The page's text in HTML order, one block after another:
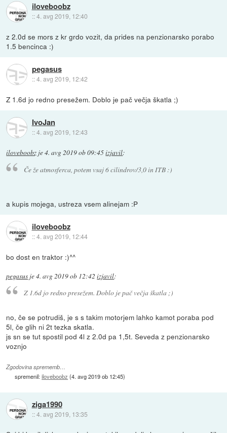
iloveboobz
::4. avg 2019, 12:40
z 2.0d se mors z kr grdo vozit, da prides na penzionarsko porabo
1.5 bencinca :)
pegasus
::4. avg 2019, 12:42
Z 1.6d jo redno presežem. Doblo je pač večja škatla ;)
IvoJan
::4. avg 2019, 12:43
iloveboobz je4. avg 2019 ob 09:45izjavil:
Če že atmosferca, potem vsaj 6 cilindrov/3,0 in ITB :)
a kupis mojega, ustreza vsem alinejam :P
iloveboobz
::4. avg 2019, 12:44
bo dost en traktor :)^^
pegasus je4. avg 2019 ob 12:42 izjavil:
Z 1.6d jo redno presežem. Doblo je pač večja škatla ;)
no, če se potrudiš, je s s takim motorjem lahko kamot poraba pod
5l, če glih ni 2t tezka skatla.
js sn se tut spostil pod 4l z 2.0d pa 1,5t. Seveda z penzionarsko
voznjo
Zgodovina sprememb…
spremenil:iloveboobz (4. avg 2019 ob 12:45)
ziga1990
::4. avg 2019, 13:35